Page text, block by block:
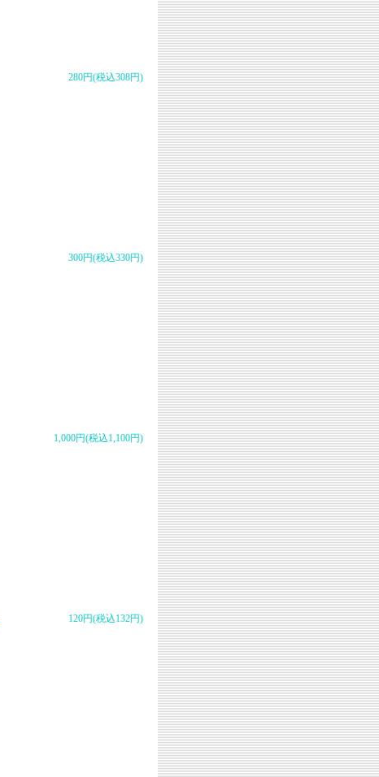
280円(税込308円)
300円(税込330円)
1,000円(税込1,100円)
120円(税込132円)